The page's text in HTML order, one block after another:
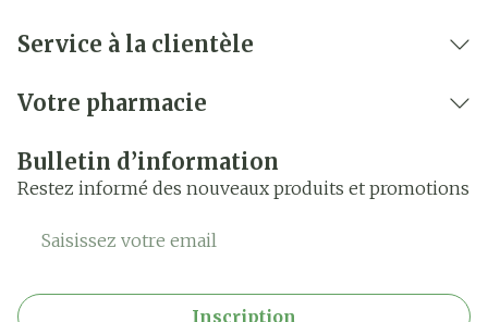
Service à la clientèle
Votre pharmacie
Bulletin d’information
Restez informé des nouveaux produits et promotions
Adresse mail
Inscription